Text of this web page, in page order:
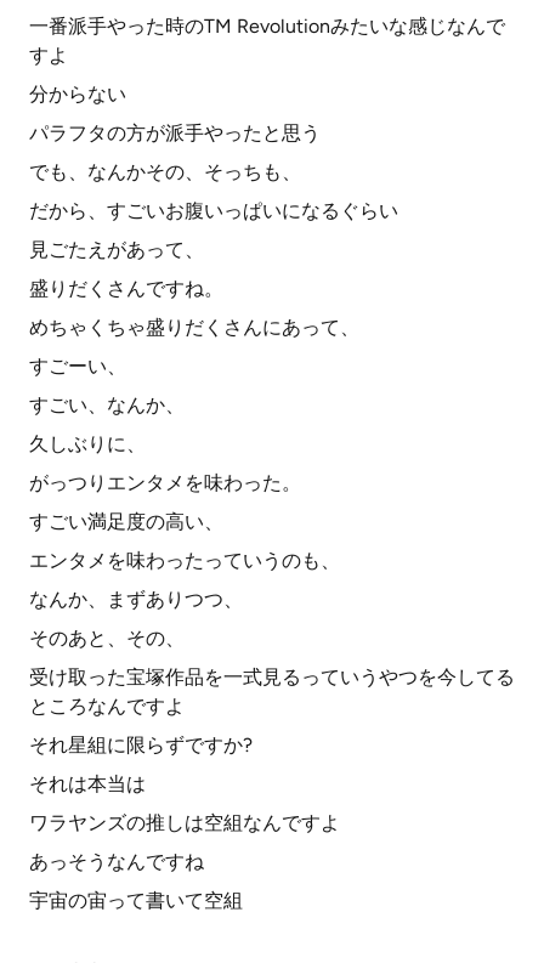
一番派手やった時のTM Revolutionみたいな感じなんで
すよ
分からない
パラフタの方が派手やったと思う
でも、なんかその、そっちも、
だから、すごいお腹いっぱいになるぐらい
見ごたえがあって、
盛りだくさんですね。
めちゃくちゃ盛りだくさんにあって、
すごーい、
すごい、なんか、
久しぶりに、
がっつりエンタメを味わった。
すごい満足度の高い、
エンタメを味わったっていうのも、
なんか、まずありつつ、
そのあと、その、
受け取った宝塚作品を一式見るっていうやつを今してる
ところなんですよ
それ星組に限らずですか?
それは本当は
ワラヤンズの推しは空組なんですよ
あっそうなんですね
宇宙の宙って書いて空組